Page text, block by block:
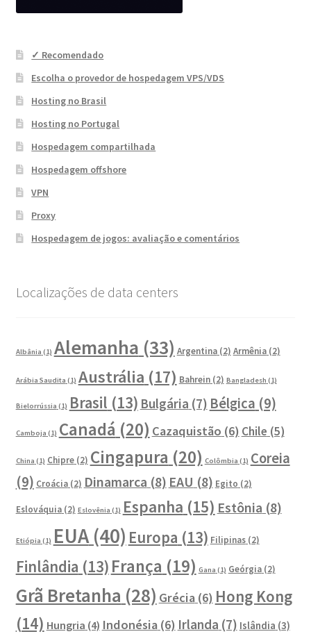
✓ Recomendado
Escolha o provedor de hospedagem VPS/VDS
Hosting no Brasil
Hosting no Portugal
Hospedagem compartilhada
Hospedagem offshore
VPN
Proxy
Hospedagem de jogos: avaliação e comentários
Localizações de data centers
Albânia (1) Alemanha (33) Argentina(2) Armênia(2)
Arábia Saudita (1) Austrália (17) Bahrein(2) Bangladesh (1)
Bielorrússia (1) Brasil (13) Bulgária (7) Bélgica (9)
Camboja (1) Canadá (20) Cazaquistão (6) Chile (5)
China (1) Chipre(2) Cingapura (20) Colômbia (1) Coreia
(9) Croácia(2) Dinamarca (8) EAU (8) Egito (2)
Eslováquia(2) Eslovênia (1) Espanha (15) Estônia (8)
Etiópia (1) EUA(40) Europa (13) Filipinas(2)
Finlândia (13) França (19) Gana (1) Geórgia(2)
Grã Bretanha (28) Grécia(6) Hong Kong
(14) Hungria (4) Indonésia(6) Irlanda (7) Islândia (3)